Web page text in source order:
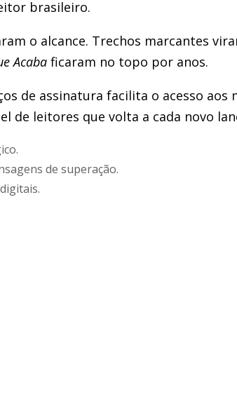
brasileiro.
o alcance. Trechos marcantes
Acaba ficaram no topo por anos.
de assinatura facilita o acesso aos
de leitores que volta a cada novo
de superação.